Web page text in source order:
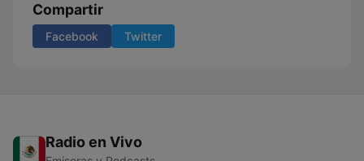
Compartir
Facebook Twitter
Radio en Vivo